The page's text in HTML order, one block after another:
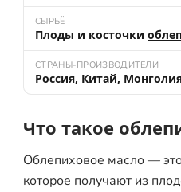
СЫРЬЁ
Плоды и косточки
СТРАНЫ-ПРОИЗВОДИТЕЛИ
Россия, Китай,
Что такое
Облепиховое масло —
которое получают из